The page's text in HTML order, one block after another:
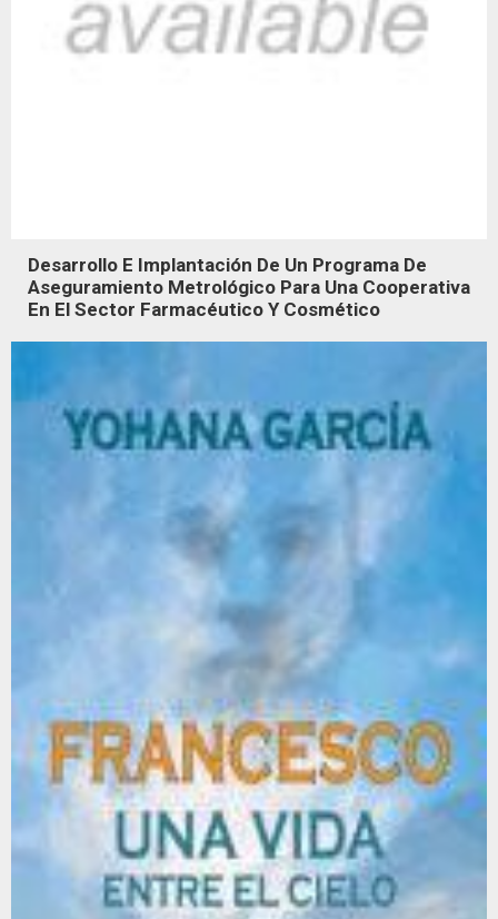
Desarrollo E Implantación De Un Programa De
Aseguramiento Metrológico Para Una Cooperativa
En El Sector Farmacéutico Y Cosmético